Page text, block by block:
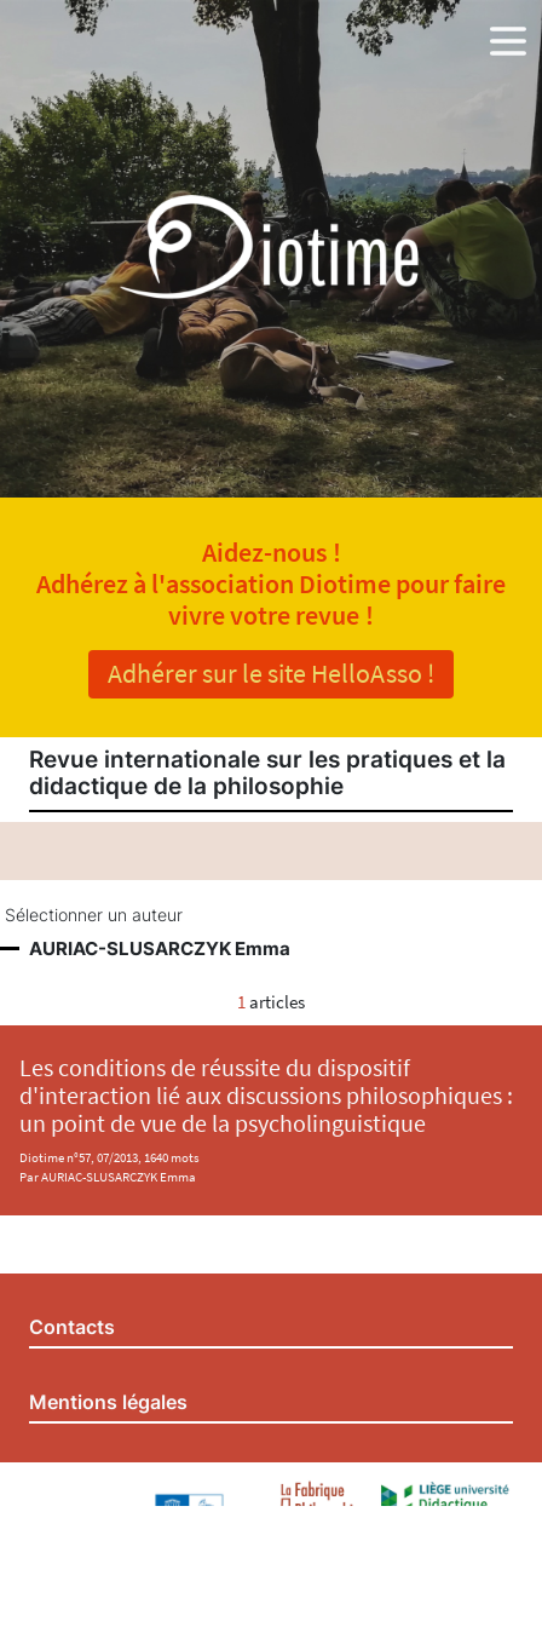
Aidez-nous !
Adhérez à l'association Diotime pour faire
vivre votre revue !
Adhérer sur le site HelloAsso !
Revue internationale sur les pratiques et la
didactique de la philosophie
Sélectionner un auteur
AURIAC-SLUSARCZYK Emma
1articles
Les conditions de réussite du dispositif
d'interaction lié aux discussions philosophiques :
un point de vue de la psycholinguistique
Diotime n°57, 07/2013, 1640 mots
Par AURIAC-SLUSARCZYK Emma
Contacts
Mentions légales